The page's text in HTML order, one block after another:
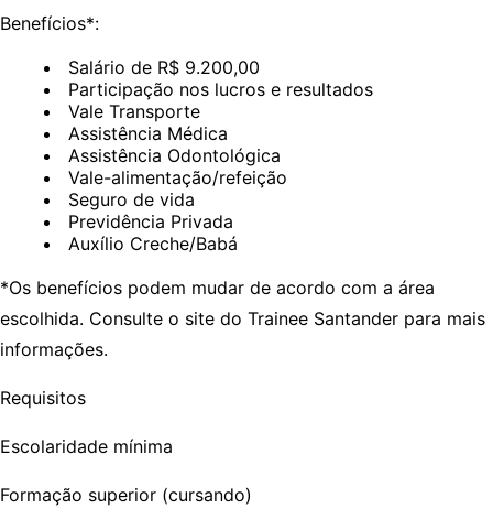
Benefícios*:
Salário de R$ 9.200,00
Participação nos lucros e resultados
Vale Transporte
Assistência Médica
Assistência Odontológica
Vale-alimentação/refeição
Seguro de vida
Previdência Privada
Auxílio Creche/Babá
*Os benefícios podem mudar de acordo com a área
escolhida. Consulte o site do Trainee Santander para mais
informações.
Requisitos
Escolaridade mínima
Formação superior (cursando)